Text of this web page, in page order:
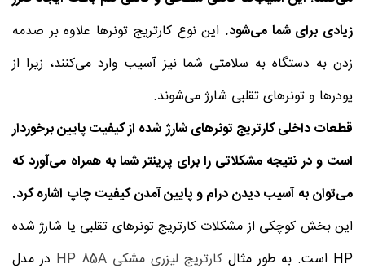
زیادی برای شما می‌شود. این نوع کارتریج تونرها علاوه بر صدمه
زدن به دستگاه به سلامتی شما نیز آسیب وارد می‌کنند، زیرا از
پودرها و تونرهای تقلبی شارژ می‌شوند.
قطعات داخلی کارتریج تونرهای شارژ شده از کیفیت پایین برخوردار
است و در نتیجه مشکلاتی را برای پرینتر شما به همراه می‌آورد که
می‌توان به آسیب دیدن درام و پایین آمدن کیفیت چاپ اشاره کرد.
این بخش کوچکی از مشکلات کارتریج تونرهای تقلبی یا شارژ شده
HP است. به طور مثال
کارتریج لیزری مشکی HP 85A
در مدل